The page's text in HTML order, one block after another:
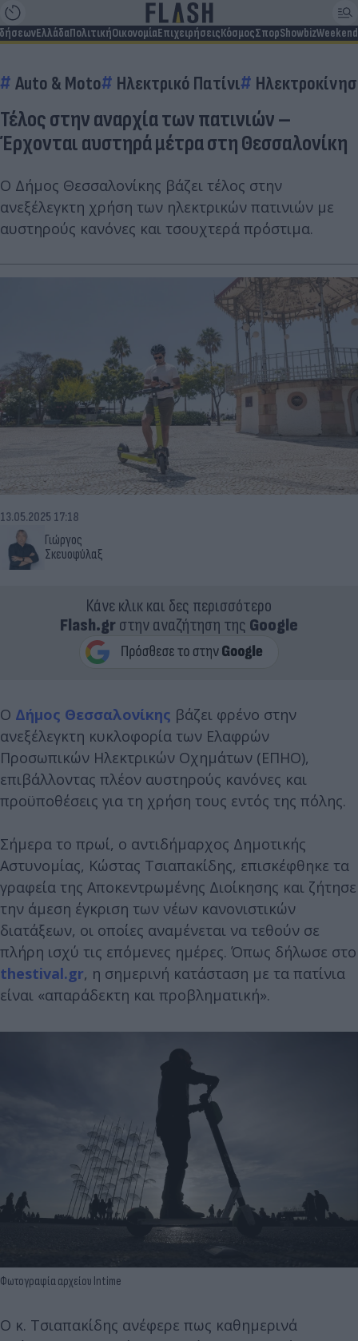
ΕλλάδαΠολιτικήΟικονομίαΕπιχειρήσειςΚόσμοςΣπορShowbizWeekend
Auto & Moto Ηλεκτρικό Πατίνι
Τέλος στην αναρχία των πατινιών –
Έρχονται αυστηρά μέτρα στη Θεσσαλονίκη
Ο Δήμος Θεσσαλονίκης βάζει τέλος στην
ανεξέλεγκτη χρήση των ηλεκτρικών πατινιών με
αυστηρούς κανόνες και τσουχτερά πρόστιμα.
Γιώργος
Σκευοφύλαξ
13.05.2025 17:18
Κάνε κλικ και δες περισσότερο
Flash.grστην αναζήτηση της Google
Ο Δήμος Θεσσαλονίκης βάζει φρένο στην
ανεξέλεγκτη κυκλοφορία των Ελαφρών
Προσωπικών Ηλεκτρικών Οχημάτων (ΕΠΗΟ),
επιβάλλοντας πλέον αυστηρούς κανόνες και
προϋποθέσεις για τη χρήση τους εντός της πόλης.
Σήμερα το πρωί, ο αντιδήμαρχος Δημοτικής
Αστυνομίας, Κώστας Τσιαπακίδης, επισκέφθηκε τα
γραφεία της Αποκεντρωμένης Διοίκησης και ζήτησε
την άμεση έγκριση των νέων κανονιστικών
διατάξεων, οι οποίες αναμένεται να τεθούν σε
πλήρη ισχύ τις επόμενες ημέρες. Όπως δήλωσε στο
thestival.gr, η σημερινή κατάσταση με τα πατίνια
είναι «απαράδεκτη και προβληματική».
Φωτογραφία αρχείου Intime
Ο κ. Τσιαπακίδης ανέφερε πως καθημερινά